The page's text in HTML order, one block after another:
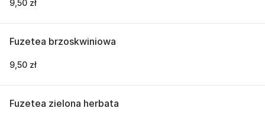
9,50 zł
Fuzetea brzoskwiniowa
9,50 zł
Fuzetea zielona herbata